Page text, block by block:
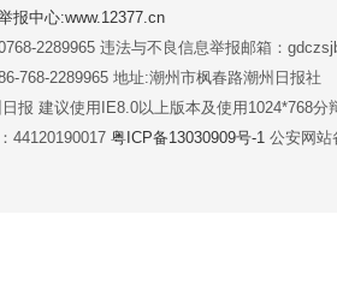
报中心:www.12377.cn
2289965 违法与不良信息举报邮箱：
768-2289965 地址:潮州市枫春路潮州日报社
报 建议使用IE8.0以上版本及使用1024*768分
44120190017 粤ICP备13030909号-1 公安网站